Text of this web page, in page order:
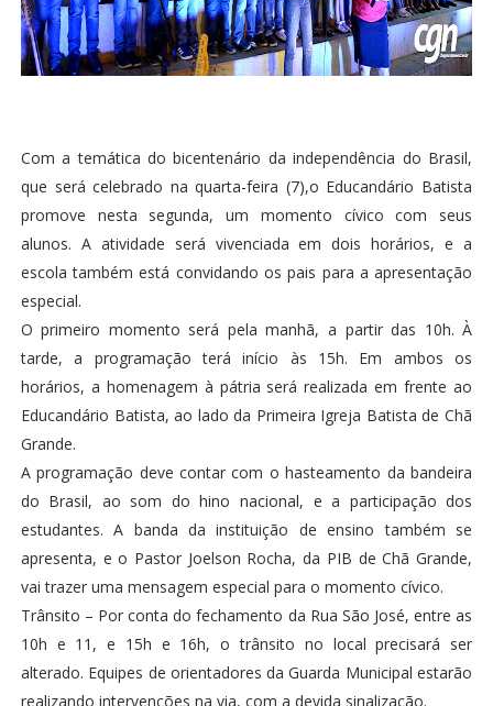
Com a temática do bicentenário da independência do Brasil,
que será celebrado na quarta-feira (7),o Educandário Batista
promove nesta segunda, um momento cívico com seus
alunos. A atividade será vivenciada em dois horários, e a
escola também está convidando os pais para a apresentação
especial.
O primeiro momento será pela manhã, a partir das 10h. À
tarde, a programação terá início às 15h. Em ambos os
horários, a homenagem à pátria será realizada em frente ao
Educandário Batista, ao lado da Primeira Igreja Batista de Chã
Grande.
A programação deve contar com o hasteamento da bandeira
do Brasil, ao som do hino nacional, e a participação dos
estudantes. A banda da instituição de ensino também se
apresenta, e o Pastor Joelson Rocha, da PIB de Chã Grande,
vai trazer uma mensagem especial para o momento cívico.
Trânsito – Por conta do fechamento da Rua São José, entre as
10h e 11, e 15h e 16h, o trânsito no local precisará ser
alterado. Equipes de orientadores da Guarda Municipal estarão
realizando intervenções na via, com a devida sinalização.